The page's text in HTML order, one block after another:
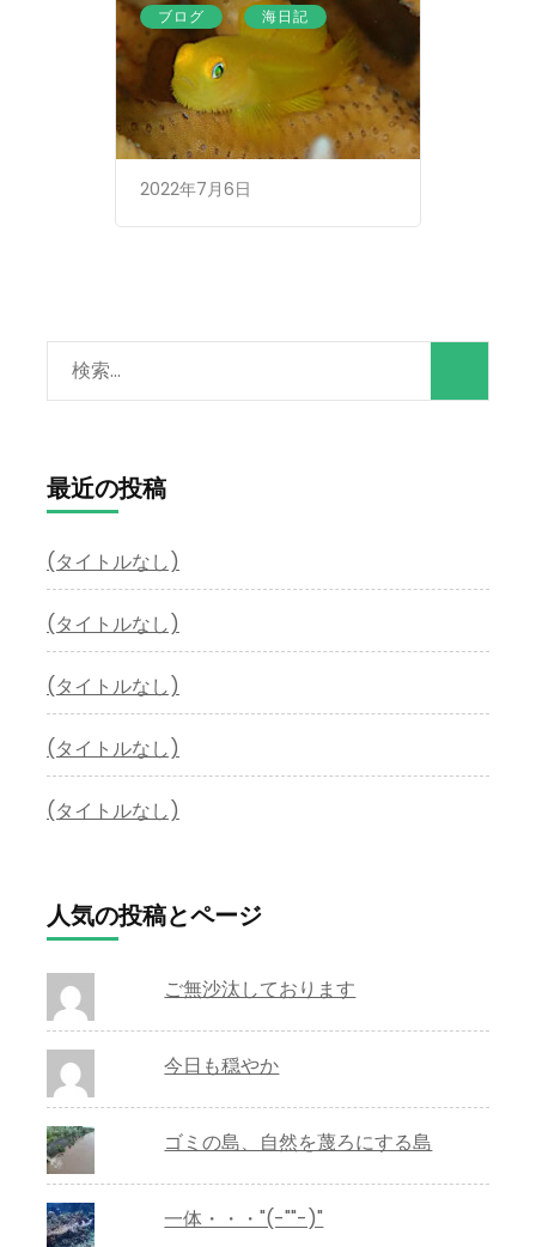
ブログ 、 海日記
2022年7月6日
検
索:
最近の投稿
(タイトルなし)
(タイトルなし)
(タイトルなし)
(タイトルなし)
(タイトルなし)
人気の投稿とページ
ご無沙汰しております
今日も穏やか
ゴミの島、自然を蔑ろにする島
一体・・・"(-""-)"